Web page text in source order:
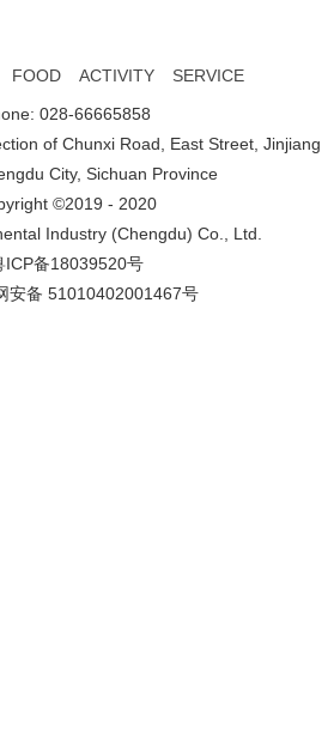
FOOD ACTIVITY
SERVICE
028-66665858
of Chunxi Road, East Street, Jinjiang
City, Sichuan Province
©2019 - 2020
Industry (Chengdu) Co., Ltd.
ICP备18039520号
安备 51010402001467号